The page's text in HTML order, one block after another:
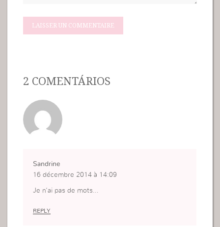
2 COMENTÁRIOS
Sandrine
16 décembre 2014 à 14:09
Je n’ai pas de mots…
REPLY